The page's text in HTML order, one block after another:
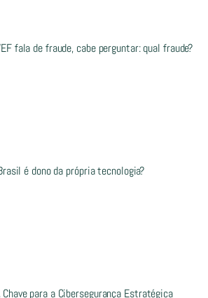
fala de fraude, cabe perguntar: qual fraude?
é dono da própria tecnologia?
Chave para a Cibersegurança Estratégica